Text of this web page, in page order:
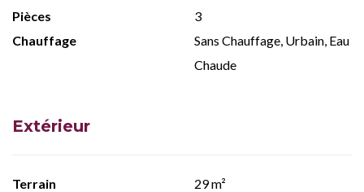
Pièces
3
Chauffage
Sans Chauffage, Urbain, Eau
Chaude
Extérieur
Terrain 29 m²